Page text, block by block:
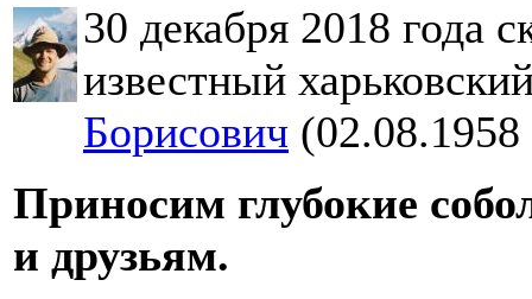
30 декабря 2018 года
известный
Борисович
Приносим глубокие
и друзьям.